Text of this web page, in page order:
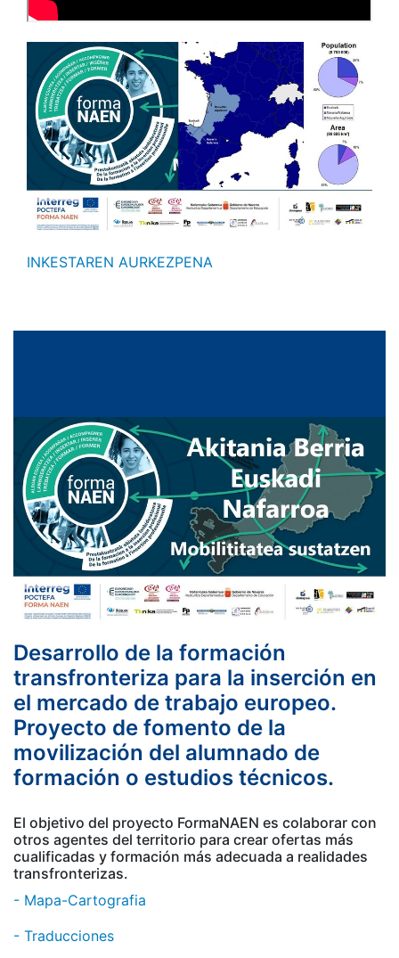
INKESTAREN AURKEZPENA
Desarrollo de la formación
transfronteriza para la inserción en
el mercado de trabajo europeo.
Proyecto de fomento de la
movilización del alumnado de
formación o estudios técnicos.
El objetivo del proyecto FormaNAEN es colaborar con
otros agentes del territorio para crear ofertas más
cualificadas y formación más adecuada a realidades
transfronterizas.
- Mapa-Cartografia
- Traducciones